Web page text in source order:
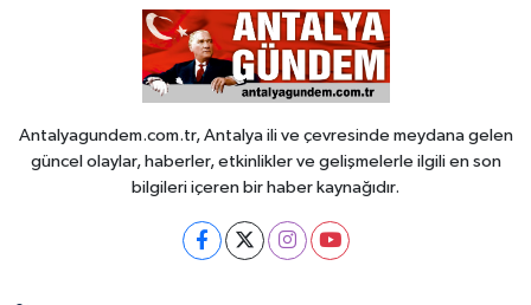
Antalyagundem.com.tr, Antalya ili ve çevresinde meydana gelen
güncel olaylar, haberler, etkinlikler ve gelişmelerle ilgili en son
bilgileri içeren bir haber kaynağıdır.